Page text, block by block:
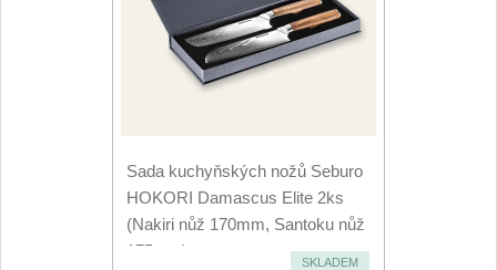
Kuchyňské příslušenství
Sada kuchyňských nožů Seburo
HOKORI Damascus Elite 2ks
(Nakiri nůž 170mm, Santoku nůž
175mm)
SKLADEM